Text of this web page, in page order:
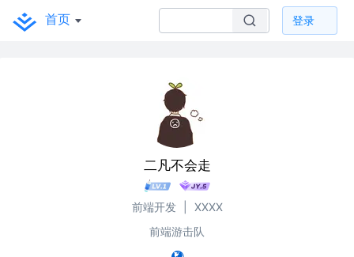
首页 登录
二凡不会走
前端开发
XXXX
前端游击队